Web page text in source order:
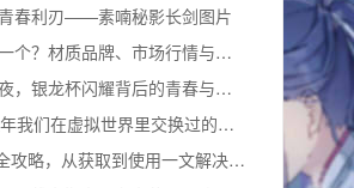
春利刃——素喃秘影长剑图片
步枪弹夹多少钱一个？材质品牌、市场行情与合法边界全揭秘
英雄联盟冠军之夜，银龙杯闪耀背后的青春与热血加冕礼
99聊天室，那些年我们在虚拟世界里交换过的青春
CF CDKey兑换全攻略，从获取到使用一文解决所有疑问（含2025兑换码）